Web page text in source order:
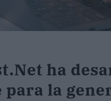
ha
para la